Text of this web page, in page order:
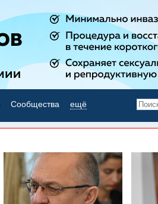
Сообщества ещё